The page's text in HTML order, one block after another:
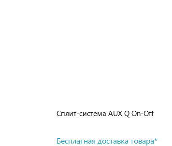
Сплит-система AUX Q On-Off
Бесплатная доставка товара*